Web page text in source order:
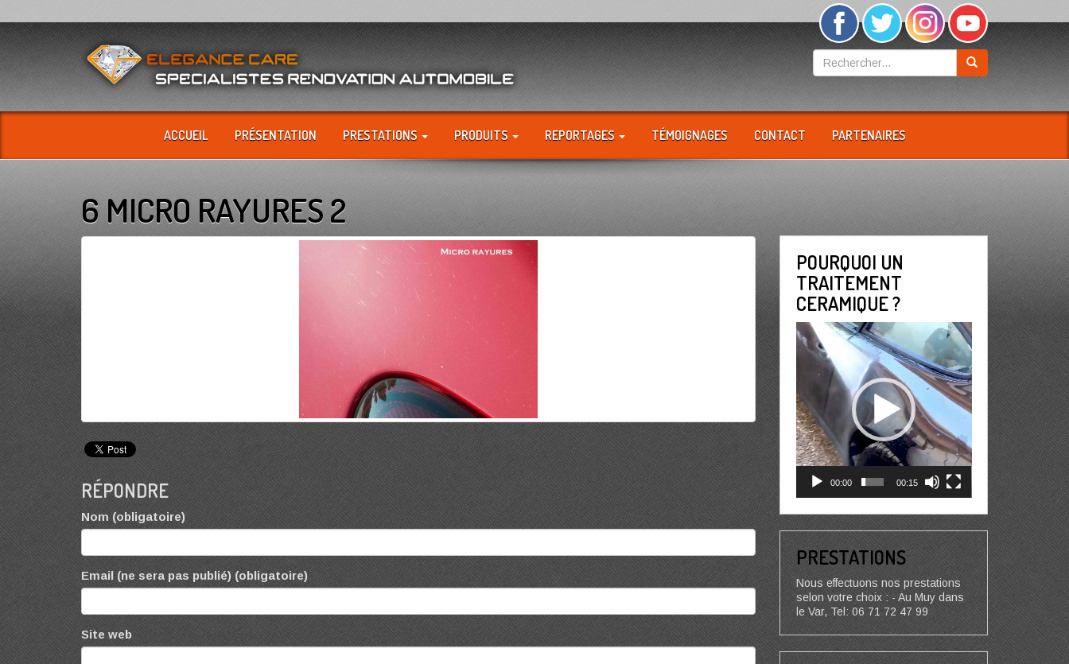
ACCUEIL PRÉSENTATION PRESTATIONS PRODUITS REPORTAGES TÉMOIGNAGES CONTACT PARTENAIRES
6 MICRO RAYURES 2
RÉPONDRE
Nom (obligatoire)
Email (ne sera pas publié) (obligatoire)
Site web
POURQUOI UN
TRAITEMENT
CERAMIQUE ?
Lecteur
vidéo
00:00 00:15
PRESTATIONS
Nous effectuons nos prestations
selon votre choix : - Au Muy dans
le Var, Tel: 06 71 72 47 99